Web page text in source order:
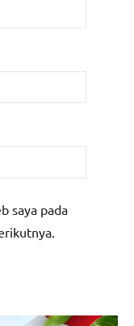
saya pada